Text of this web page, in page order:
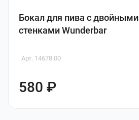
Бокал для пива с двойными
стенками Wunderbar
Арт. 14678.00
580 ₽